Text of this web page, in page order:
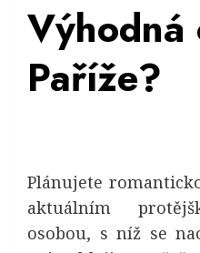
Výhodná
Paříže?
Plánujete
aktuálním
osobou, s níž se